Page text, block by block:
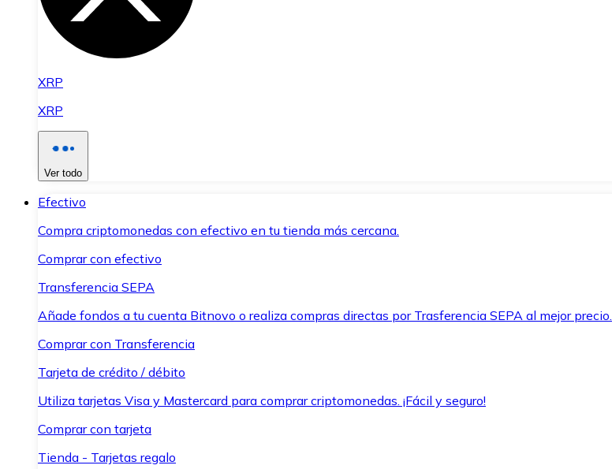
XRP
XRP
Ver todo
Efectivo
Compra criptomonedas con efectivo en tu tienda más cercana.
Comprar con efectivo
Transferencia SEPA
Añade fondos a tu cuenta Bitnovo o realiza compras directas por Trasferencia SEPA al mejor precio.
Comprar con Transferencia
Tarjeta de crédito / débito
Utiliza tarjetas Visa y Mastercard para comprar criptomonedas. ¡Fácil y seguro!
Comprar con tarjeta
Tienda - Tarjetas regalo